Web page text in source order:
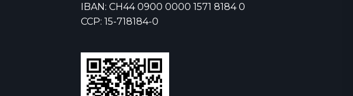
IBAN: CH44 0900 0000 1571 8184 0
CCP: 15-718184-0